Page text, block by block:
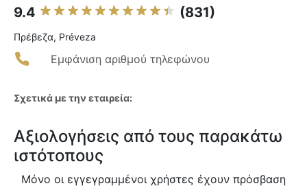
9.4 (831)
Πρέβεζα, Préveza
Εμφάνιση αριθμού τηλεφώνου
Σχετικά με την εταιρεία:
Αξιολογήσεις από τους παρακάτω
ιστότοπους
Μόνο οι εγγεγραμμένοι χρήστες έχουν πρόσβαση